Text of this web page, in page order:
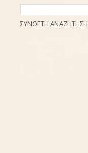
ΣΥΝΘΕΤΗ ΑΝΑΖΗΤΗΣΗ